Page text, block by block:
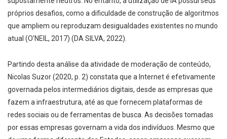
próprios desafios, como a dificuldade de construção de algoritmos
que ampliem ou reproduzam desigualdades existentes no mundo
atual (O’NEIL, 2017) (DA SILVA, 2022).
Partindo desta análise da atividade de moderação de conteúdo,
Nicolas Suzor (2020, p. 2) constata que a Internet é efetivamente
governada pelos intermediários digitais, desde as empresas que
fazem a infraestrutura, até as que fornecem plataformas de
redes sociais ou de ferramentas de busca. As decisões tomadas
por essas empresas governam a vida dos indivíduos. Mesmo que